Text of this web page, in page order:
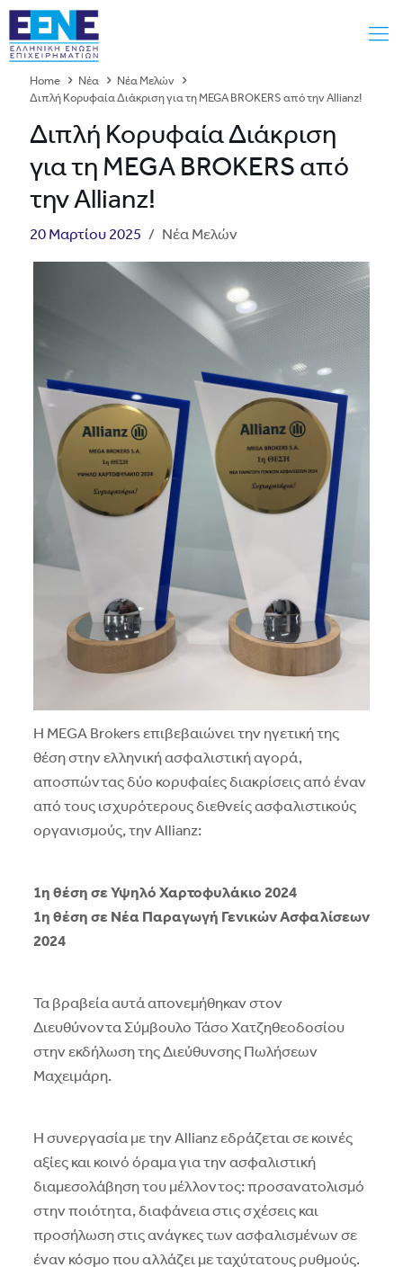
Home Νέα
Νέα Μελών
Διπλή Κορυφαία Διάκριση για τη MEGA BROKERS από την Allianz!
Διπλή Κορυφαία Διάκριση
για τη MEGA BROKERS από
την Allianz!
20 Μαρτίου 2025 / Νέα Μελών
Η MEGA Brokers επιβεβαιώνει την ηγετική της
θέση στην ελληνική ασφαλιστική αγορά,
αποσπώντας δύο κορυφαίες διακρίσεις από έναν
από τους ισχυρότερους διεθνείς ασφαλιστικούς
οργανισμούς, την Allianz:
1η θέση σε Υψηλό Χαρτοφυλάκιο 2024
1η θέση σε Νέα Παραγωγή Γενικών Ασφαλίσεων
2024
Τα βραβεία αυτά απονεμήθηκαν στον
Διευθύνοντα Σύμβουλο Τάσο Χατζηθεοδοσίου
στην εκδήλωση της Διεύθυνσης Πωλήσεων
Μαχειμάρη.
Η συνεργασία με την Allianz εδράζεται σε κοινές
αξίες και κοινό όραμα για την ασφαλιστική
διαμεσολάβηση του μέλλοντος: προσανατολισμό
στην ποιότητα, διαφάνεια στις σχέσεις και
προσήλωση στις ανάγκες των ασφαλισμένων σε
έναν κόσμο που αλλάζει με ταχύτατους ρυθμούς.